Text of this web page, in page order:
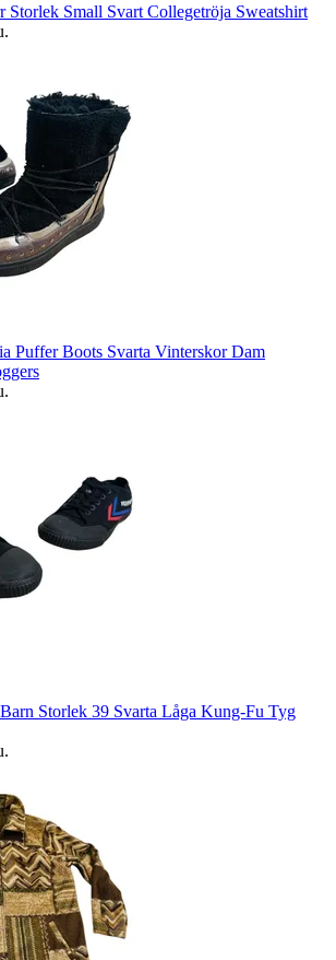
Storlek Small Svart Collegetröja Sweatshirt
.
Puffer Boots Svarta Vinterskor Dam
.
Storlek 39 Svarta Låga Kung-Fu Tyg
.